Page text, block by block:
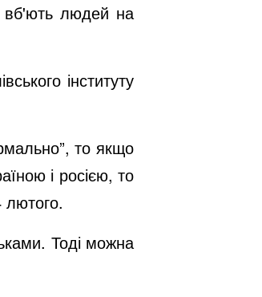
вб'ють людей на
інституту
то якщо
і росією, то
лютого.
Тоді можна